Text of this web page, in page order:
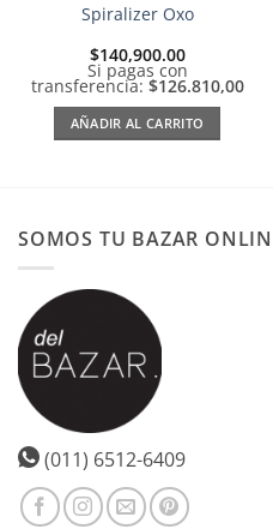
Spiralizer Oxo
$140,900.00
Si pagas con
transferencia: $126.810,00
AÑADIR AL CARRITO
SOMOS TU BAZAR
(011) 6512-6409